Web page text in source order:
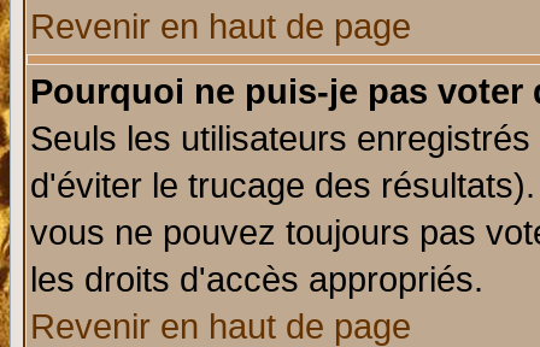
Revenir en haut de page
Pourquoi ne puis-je pas voter
Seuls les utilisateurs
d'éviter le trucage des
vous ne pouvez toujours pas
les droits d'accès appropriés.
Revenir en haut de page